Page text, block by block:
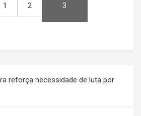
1 2 3
reforça necessidade de luta por